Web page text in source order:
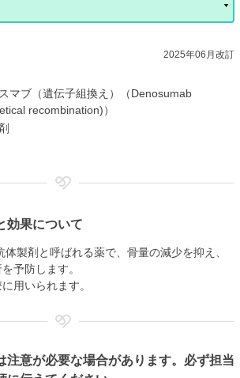
2025年06月改訂
マブ（遺伝子組換え）（Denosumab
recombination)）
効果について
体製剤と呼ばれる薬で、骨量の減少を抑え、
予防します。
用いられます。
注意が必要な場合があります。必ず担当